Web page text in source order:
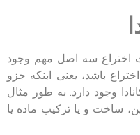
اختراع سه اصل مهم وجود
باشد، یعنی ابنکه جزو
وجود دارد. به طور مثال
ساخت و یا ترکیب ماده یا